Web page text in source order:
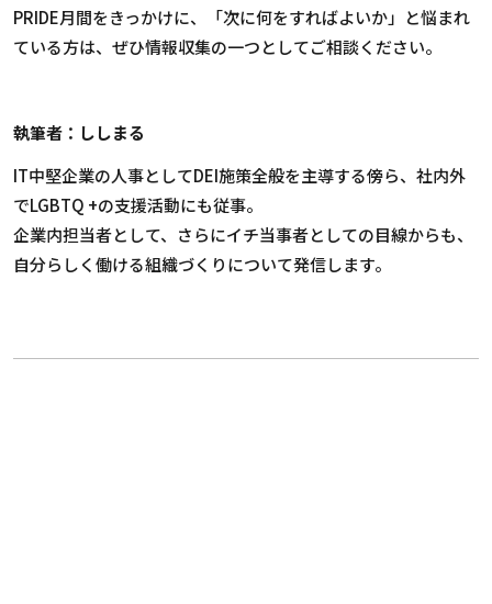
PRIDE月間をきっかけに、「次に何をすればよいか」と悩まれ
ている方は、ぜひ情報収集の一つとしてご相談ください。
執筆者：ししまる
IT中堅企業の人事としてDEI施策全般を主導する傍ら、社内外
でLGBTQ +の支援活動にも従事。
企業内担当者として、 さらにイチ当事者としての目線からも、
自分らしく働ける組織づくりについて発信します。